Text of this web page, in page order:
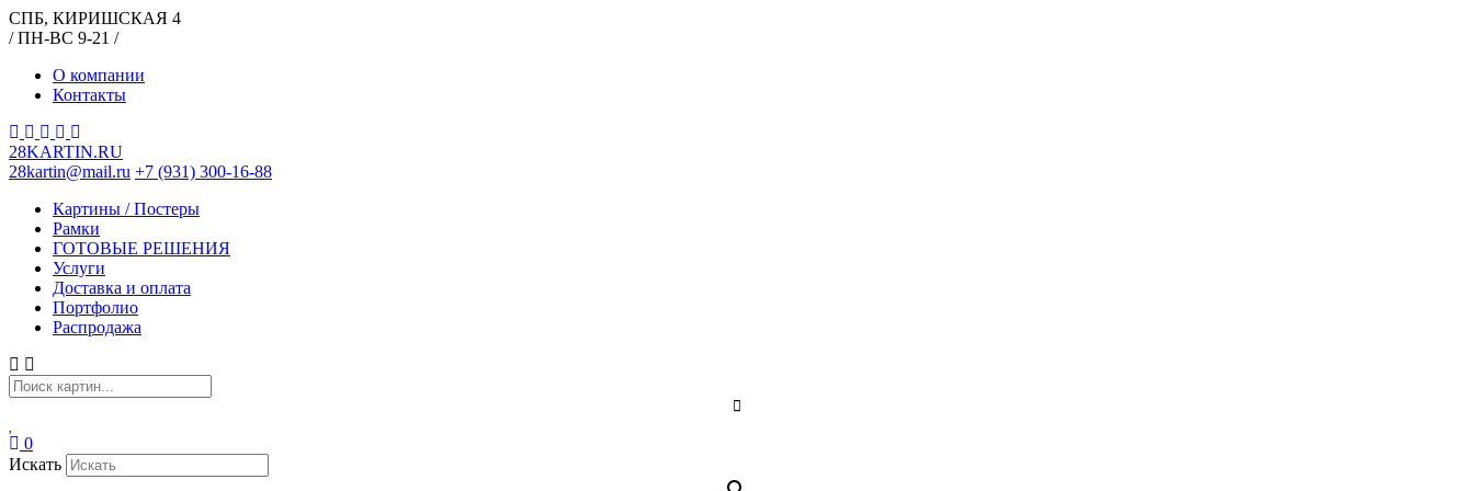
СПБ, КИРИШСКАЯ 4
/ ПН-ВС 9-21 /
О компании
Контакты
28KARTIN.RU
28kartin@mail.ru +7 (931) 300-16-88
Картины / Постеры
Рамки
ГОТОВЫЕ РЕШЕНИЯ
Услуги
Доставка и оплата
Портфолио
Распродажа
0
Искать